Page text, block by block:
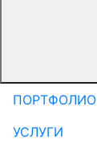
ПОРТФОЛИО
УСЛУГИ